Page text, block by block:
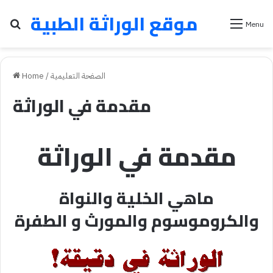
Search for
موقع الوراثة الطبية Menu
Home /الصفحة التعليمية
مقدمة في الوراثة
مقدمةفيالوراثة
ماهي الخلية والنواة
والكروموسوم والمورث و الطفرة